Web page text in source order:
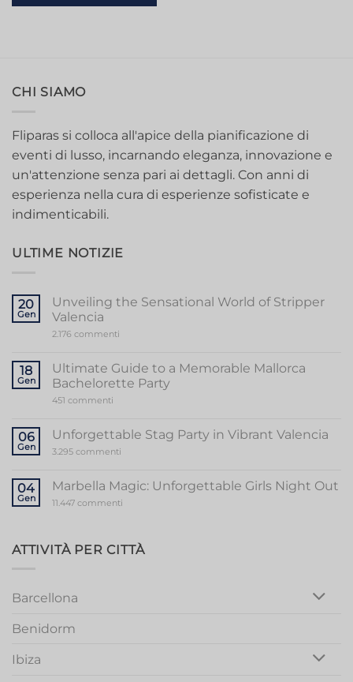
CHI SIAMO
Fliparas si colloca all'apice della pianificazione di
eventi di lusso, incarnando eleganza, innovazione e
un'attenzione senza pari ai dettagli. Con anni di
esperienza nella cura di esperienze sofisticate e
indimenticabili.
ULTIME NOTIZIE
20
Gen
Unveiling the Sensational World of Stripper
Valencia
2.176 commenti
Sensational
World
of
18
Gen
Ultimate Guide to a Memorable Mallorca
Bachelorette Party
451 commenti
to
a
Memorable
Party
06
Gen
Unforgettable Stag Party in Vibrant Valencia
3.295 commenti
Party
in
Vibrant
04
Gen
Marbella Magic: Unforgettable Girls Night Out
11.447 commenti
Girls
Night
ATTIVITÀ PER CITTÀ
Barcellona
Benidorm
Ibiza